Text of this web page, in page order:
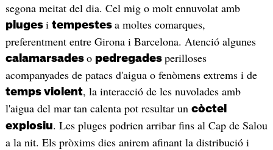
segona meitat del dia. Cel mig o molt ennuvolat amb
pluges i tempestes a moltes comarques,
preferentment entre Girona i Barcelona. Atenció algunes
calamarsades o pedregades perilloses
acompanyades de patacs d'aigua o fenòmens extrems i de
temps violent, la interacció de les nuvolades amb
l'aigua del mar tan calenta pot resultar un còctel
explosiu. Les pluges podrien arribar fins al Cap de Salou
a la nit. Els pròxims dies anirem afinant la distribució i